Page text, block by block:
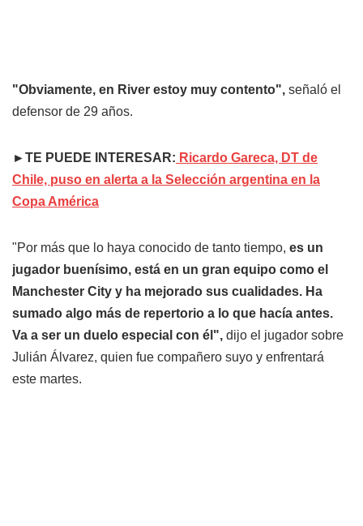
"Obviamente, en River estoy muy contento", señaló el
defensor de 29 años.
►TE PUEDE INTERESAR: Ricardo Gareca, DT de
Chile, puso en alerta a la Selección argentina en la
Copa América
"Por más que lo haya conocido de tanto tiempo, es un
jugador buenísimo, está en un gran equipo como el
Manchester City y ha mejorado sus cualidades. Ha
sumado algo más de repertorio a lo que hacía antes.
Va a ser un duelo especial con él", dijo el jugador sobre
Julián Álvarez, quien fue compañero suyo y enfrentará
este martes.